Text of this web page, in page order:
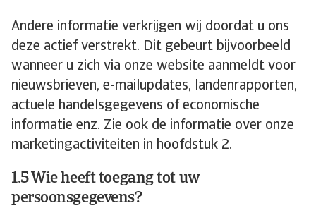
Andere informatie verkrijgen wij doordat u ons
deze actief verstrekt. Dit gebeurt bijvoorbeeld
wanneer u zich via onze website aanmeldt voor
nieuwsbrieven, e-mailupdates, landenrapporten,
actuele handelsgegevens of economische
informatie enz. Zie ook de informatie over onze
marketingactiviteiten in hoofdstuk 2.
1.5 Wie heeft toegang tot uw
persoonsgegevens?